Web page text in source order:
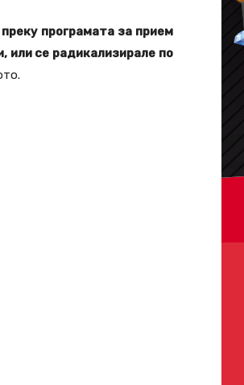
програмата за прием
или се радикализирале по